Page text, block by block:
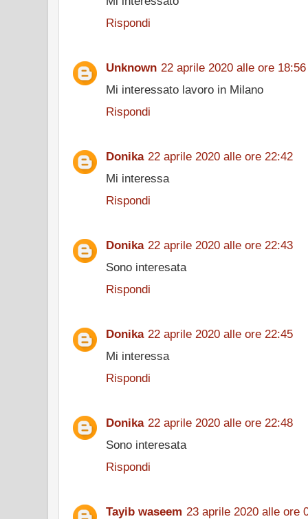
Rispondi
Unknown 22 aprile 2020 alle ore 18:56
Mi interessato lavoro in Milano
Rispondi
Donika 22 aprile 2020 alle ore 22:42
Mi interessa
Rispondi
Donika 22 aprile 2020 alle ore 22:43
Sono interesata
Rispondi
Donika 22 aprile 2020 alle ore 22:45
Mi interessa
Rispondi
Donika 22 aprile 2020 alle ore 22:48
Sono interesata
Rispondi
Tayib waseem 23 aprile 2020 alle ore